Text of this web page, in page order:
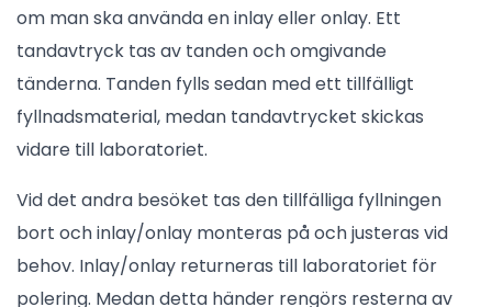
om man ska använda en inlay eller onlay. Ett
tandavtryck tas av tanden och omgivande
tänderna. Tanden fylls sedan med ett tillfälligt
fyllnadsmaterial, medan tandavtrycket skickas
vidare till laboratoriet.
Vid det andra besöket tas den tillfälliga fyllningen
bort och inlay/onlay monteras på och justeras vid
behov. Inlay/onlay returneras till laboratoriet för
polering. Medan detta händer rengörs resterna av